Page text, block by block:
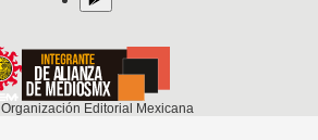
Organización Editorial Mexicana